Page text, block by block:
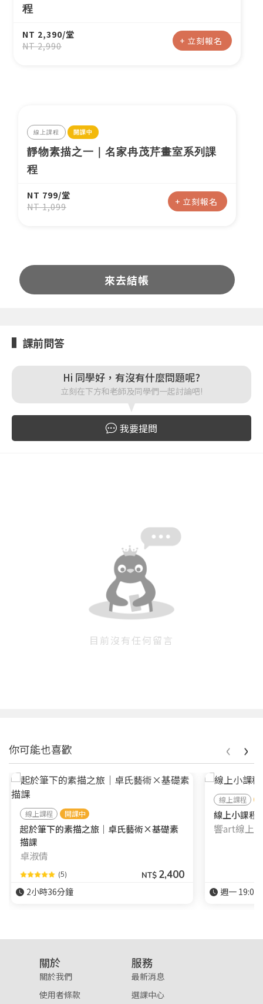
程
NT 2,390/堂
NT 2,990
+ 立刻報名
線上課程 開課中
靜物素描之一｜名家冉茂芹畫室系列課
程
NT 799/堂
NT 1,099
+ 立刻報名
來去結帳
課前問答
Hi 同學好，有沒有什麼問題呢?
立刻在下方和老師及同學們一起討論吧!
我要提問
目前沒有任何留言
你可能也喜歡
線上課程 開課中
起於筆下的素描之旅｜卓氏藝術×基礎素
描課
卓淑倩
(5) NT$ 2,400
2小時36分鐘
線上課程
線上小課
響art線上
週一
‹ ›
關於
關於我們
使用者條款
服務
最新消息
選課中心